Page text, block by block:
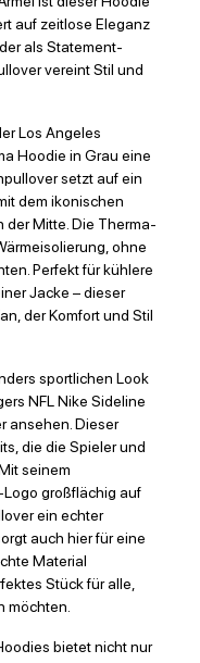
auf zeitlose Eleganz
als Statement-
vereint Stil und
Los Angeles
Hoodie in Grau eine
setzt auf ein
dem ikonischen
der Mitte. Die Therma-
ohne
Perfekt für kühlere
Jacke – dieser
der Komfort und Stil
sportlichen Look
NFL Nike Sideline
ansehen. Dieser
die die Spieler und
seinem
großflächig auf
ein echter
auch hier für eine
Material
Stück für alle,
möchten.
bietet nicht nur